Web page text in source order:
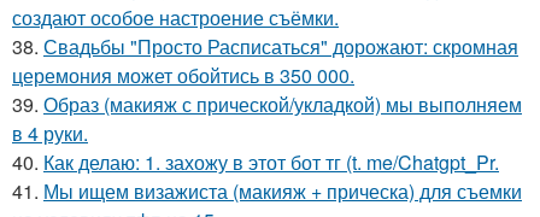
создают особое настроение съёмки.
38. Свадьбы "Просто Расписаться" дорожают: скромная
церемония может обойтись в 350 000.
39. Образ (макияж с прической/укладкой) мы выполняем
в 4 руки.
40. Как делаю: 1. захожу в этот бот тг (t. me/Chatgpt_Pr.
41. Мы ищем визажиста (макияж + прическа) для съемки